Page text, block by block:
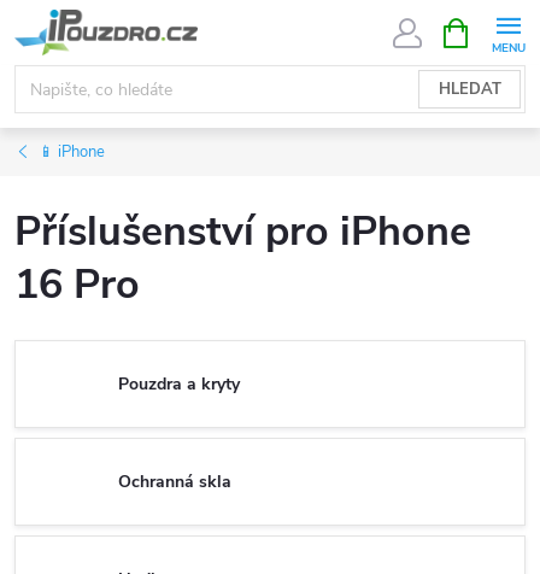
na
obsah
HLEDAT
NÁKUPNÍ
KOŠÍK
📱 iPhone
Příslušenství pro iPhone
16 Pro
Pouzdra a kryty
Ochranná skla